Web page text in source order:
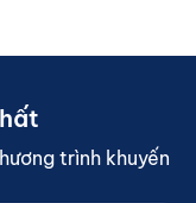
trình khuyến